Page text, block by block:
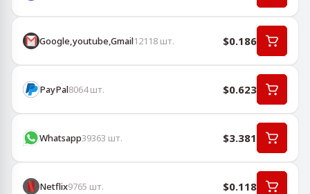
Google,youtube,Gmail12118 шт. $0.186
PayPal8064шт. $0.623
Whatsapp39363 шт. $3.381
Netflix9765 шт. $0.118